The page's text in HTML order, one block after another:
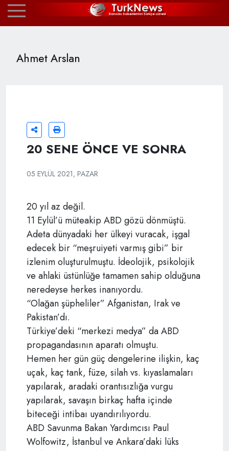
Ahmet Arslan
20 SENE ÖNCE VE SONRA
05 EYLÜL 2021, PAZAR
20 yıl az değil.
11 Eylül’ü müteakip ABD gözü dönmüştü.
Adeta dünyadaki her ülkeyi vuracak, işgal
edecek bir “meşruiyeti varmış gibi” bir
izlenim oluşturulmuştu. İdeolojik, psikolojik
ve ahlaki üstünlüğe tamamen sahip olduğuna
neredeyse herkes inanıyordu.
“Olağan şüpheliler” Afganistan, Irak ve
Pakistan’dı.
Türkiye’deki “merkezi medya” da ABD
propagandasının aparatı olmuştu.
Hemen her gün güç dengelerine ilişkin, kaç
uçak, kaç tank, füze, silah vs. kıyaslamaları
yapılarak, aradaki orantısızlığa vurgu
yapılarak, savaşın birkaç hafta içinde
biteceği intibaı uyandırılıyordu.
ABD Savunma Bakan Yardımcısı Paul
Wolfowitz, İstanbul ve Ankara’daki lüks